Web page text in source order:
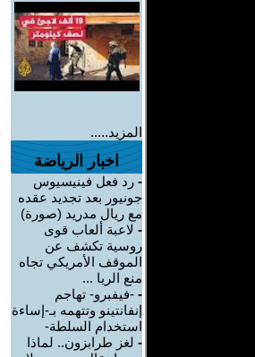
المزيد.....
اخبار الرياضة
- رد فعل فينيسيوس
جونيور بعد تجديد عقده
مع ريال مدريد (صورة)
- لاعبة ألعاب قوى
روسية تكشف عن
الموقف الأمريكي تجاه
منع الريا ...
- -فيفبرو- تهاجم
إنفانتينو وتتهمه بـ-إساءة
استخدام السلطة-
- لغز طرابزون.. لماذا